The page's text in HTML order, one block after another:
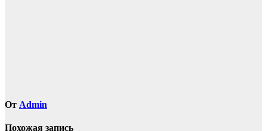
От Admin
Похожая запись